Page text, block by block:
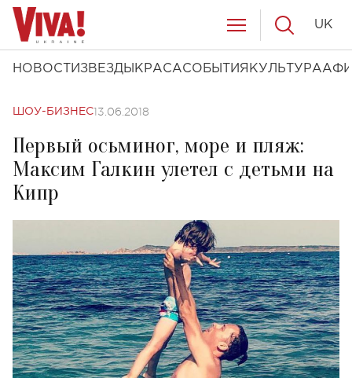
НОВОСТИ ЗВЕЗДЫ КРАСАСОБЫТИЯ КУЛЬТУРА
UK
ШОУ-БИЗНЕС13.06.2018
Первый осьминог, море и пляж:
Максим Галкин улетел с детьми на
Кипр